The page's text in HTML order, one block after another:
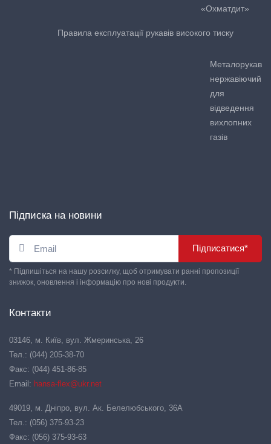
«Охматдит»
Правила експлуатації рукавів високого тиску
Металорукав
нержавіючий
для
відведення
вихлопних
газів
Підписка на новини
Підписатися*
* Підпишіться на нашу розсилку, щоб отримувати ранні пропозиції
знижок, оновлення і інформацію про нові продукти.
Контакти
03146, м. Київ, вул. Жмеринська, 26
Тел.: (044) 205-38-70
Факс: (044) 451-86-85
Email: hansa-flex@ukr.net
49019, м. Дніпро, вул. Ак. Белелюбського, 36А
Тел.: (056) 375-93-23
Факс: (056) 375-93-63